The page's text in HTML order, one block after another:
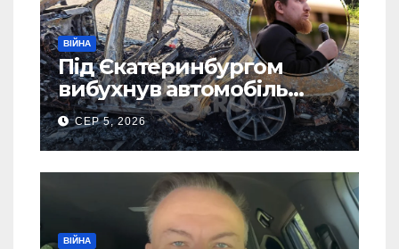
ВІЙНА
Під Єкатеринбургом
вибухнув автомобіль
голови компанії-
виробника дронів “Упир”
– перші подробиці
СЕР 5, 2026
ВІЙНА